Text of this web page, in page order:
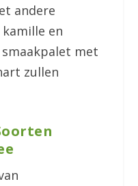
andere
en
met
zullen